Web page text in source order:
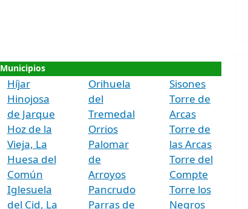
Municipios
Híjar
Hinojosa
de Jarque
Hoz de la
Vieja, La
Huesa del
Común
Iglesuela
del Cid, La
Orihuela
del
Tremedal
Orrios
Palomar
de
Arroyos
Pancrudo
Parras de
Sisones
Torre de
Arcas
Torre de
las Arcas
Torre del
Compte
Torre los
Negros